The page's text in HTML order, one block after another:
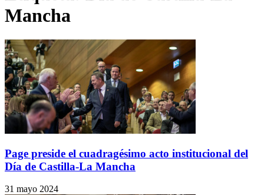
Mancha
Page preside el cuadragésimo acto institucional del
Día de Castilla-La Mancha
31 mayo 2024